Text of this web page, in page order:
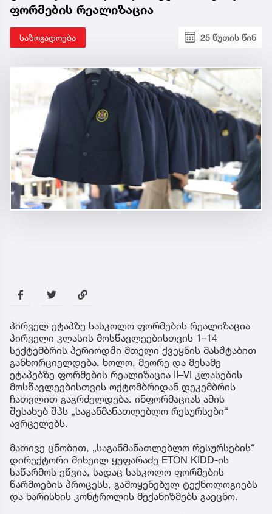
ფორმების რეალიზაცია
საზოგადოება 25 წუთის წინ
პირველ ეტაპზე სასკოლო ფორმების რეალიზაცია
პირველი კლასის მოსწავლეებისთვის 1–14
სექტემბრის პერიოდში მთელი ქვეყნის მასშტაბით
განხორციელდება. ხოლო, მეორე და მესამე
ეტაპებზე ფორმების რეალიზაცია II–VI კლასების
მოსწავლეებისთვის ოქტომბრიდან დეკემბრის
ჩათვლით გაგრძელდება. ინფორმაციას ამის
შესახებ შპს „საგანმანათლებლო რესურსები“
ავრცელებს.
მათივე ცნობით, „საგანმანათლებლო რესურსების“
დირექტორი მიხეილ ყუფარაძე ETON KIDD-ის
საწარმოს ეწვია, სადაც სასკოლო ფორმების
წარმოების პროცესს, გამოყენებულ ტექნოლოგიებს
და ხარისხის კონტროლის მექანიზმებს გაეცნო.